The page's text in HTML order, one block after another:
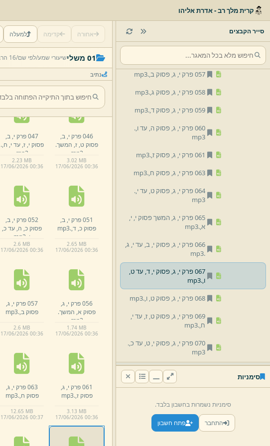
קרית מלך רב - אדרת אליהו
סייר הקבצים
054 פרק י,
mp3
056 פרק י,
ג,פסוק א,המשך.
mp3
057 פרק י,
ג, פסוק ב,.
mp3
058 פרק י,
ג, פסוק ג,.
mp3
059 פרק י,
ג, פסוק ד,.
mp3
060 פרק י,
ג, פסוק ה, עד ו,.
mp3
061 פרק י,
ג, פסוק ז,.
mp3
063 פרק י,
ג, פסוק ח,.
mp3
064 פרק י,
ג, פסוק ט, עד י,.
mp3
065 פרק י,
ג, המשך פסוק י, י,
א,.
mp3
066 פרק י,
ג, פסוק י, ב, עד י, ג,
.
mp3
067 פרק י,
ג, פסוק י, ד, עד ט,
ו,.
mp3
068 פרק י,
ג, פסוק ט, ו,.
mp3
069 פרק י,
ג, פסוק ט, ז, עד י,
ח,.
mp3
070 פרק י,
ג, פסוק י, ט, עד כ,.
mp3
ג,פסוק כ,א,עד כ,
073 פרק י,
ג,פסוק כ,
ה,
mp3
סימניות
סימניות נשמרות בחשבון בלבד.
התחבר פתח חשבון
אחורה קדימה למעלה
01 משלי שיעורי שמע/לפי שם/16 הרב אפרים זילברמן/
נתיב
פסוק י,א,.
mp3
17/06/2026 00:36
פסוק י, א,המשך.
mp3
17/06/2026 00:36
046 פרק י,
ב,
פסוק ט, ז, המשך.
mp3
3.02 MB
17/06/2026 00:36
047 פרק י,
ב,
פסוק י, ז, עד י, ח,.
mp3
2.23 MB
17/06/2026 00:36
051 פרק י,
ב,
פסוק כ, ד,.
mp3
2.65 MB
17/06/2026 00:36
052 פרק י,
ב,
פסוק כ, ה, עד כ,
ו, mp3
2.6 MB
17/06/2026 00:36
056 פרק י,
ג,
פסוק א, המשך.
mp3
1.74 MB
17/06/2026 00:36
057 פרק י,
ג,
פסוק ב,.
mp3
2.6 MB
17/06/2026 00:36
061 פרק י,
ג,
פסוק ז,.
mp3
3.13 MB
17/06/2026 00:36
063 פרק י,
ג,
פסוק ח,.
mp3
12.65 MB
17/06/2026 00:37